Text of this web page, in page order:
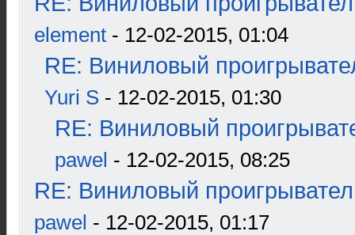
element - 12-02-2015, 01:04
RE: Виниловый
Yuri S - 12-02-2015, 01:30
RE: Виниловый
pawel - 12-02-2015, 08:25
RE: Виниловый
pawel - 12-02-2015, 01:17